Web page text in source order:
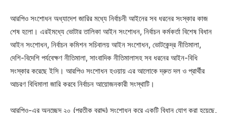
আরপিও সংশোধন অধ্যাদেশ জারির মধ্যে নির্বাচনী আইনের সব ধরনের সংস্কার কাজ
শেষ হলো। এরইমধ্যে ভোটার তালিকা আইন সংশোধন, নির্বাচন কর্মকর্তা বিশেষ বিধান
আইন সংশোধন, নির্বাচন কমিশন সচিবালয় আইন সংশোধন, ভোটকেন্দ্র নীতিমালা,
দেশি-বিদেশি পর্যবেক্ষণ নীতিমালা, সাংবাদিক নীতিমালাসহ সব ধরনের আইন-বিধি
সংস্কার করেছে ইসি। আরপিও সংশোধন হওয়ায় এর আলোকে দ্রুত দল ও প্রার্থীর
আচরণ বিধিমালা জারি করবে নির্বাচন আয়োজনকারী সংস্থাটি।
আরপিও-এর অনুচ্ছেদ ২০ (প্রতীক বরাদ্দ) সংশোধন করে একটি বিধান যোগ করা হয়েছে,